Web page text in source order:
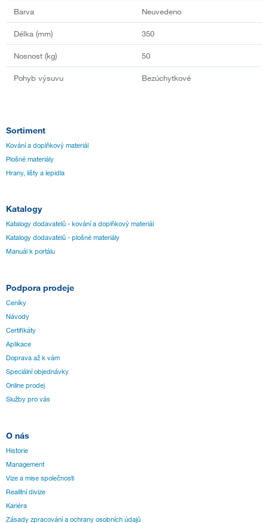
Barva Neuvedeno
Délka (mm) 350
Nosnost (kg) 50
Pohyb výsuvu Bezúchytkové
Sortiment
Kování a doplňkový materiál
Plošné materiály
Hrany, lišty a lepidla
Katalogy
Katalogy dodavatelů - kování a doplňkový materiál
Katalogy dodavatelů - plošné materiály
Manuál k portálu
Podpora prodeje
Ceníky
Návody
Certifikáty
Aplikace
Doprava až k vám
Speciální objednávky
Online prodej
Služby pro vás
O nás
Historie
Management
Vize a mise společnosti
Realitní divize
Kariéra
Zásady zpracování a ochrany osobních údajů